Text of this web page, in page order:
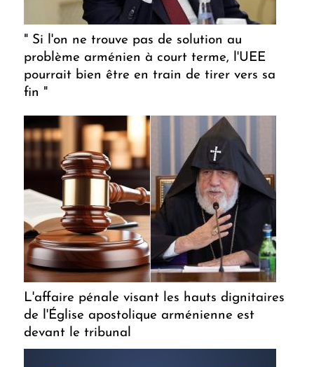
" Si l'on ne trouve pas de solution au
problème arménien à court terme, l'UEE
pourrait bien être en train de tirer vers sa
fin "
L'affaire pénale visant les hauts dignitaires
de l'Église apostolique arménienne est
devant le tribunal